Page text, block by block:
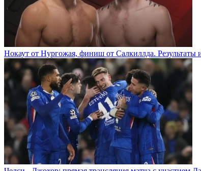
Нокаут от Нургожая, финиш от Салкиллда. Результаты